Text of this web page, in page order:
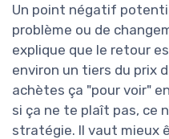
Un point négatif
problème ou de
explique que le retour
environ un tiers du prix
achètes ça "pour voir"
si ça ne te plaît pas, ce
stratégie. Il vaut mieux